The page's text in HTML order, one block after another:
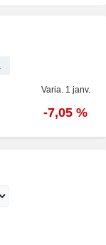
Varia. 1 janv.
-7,05 %